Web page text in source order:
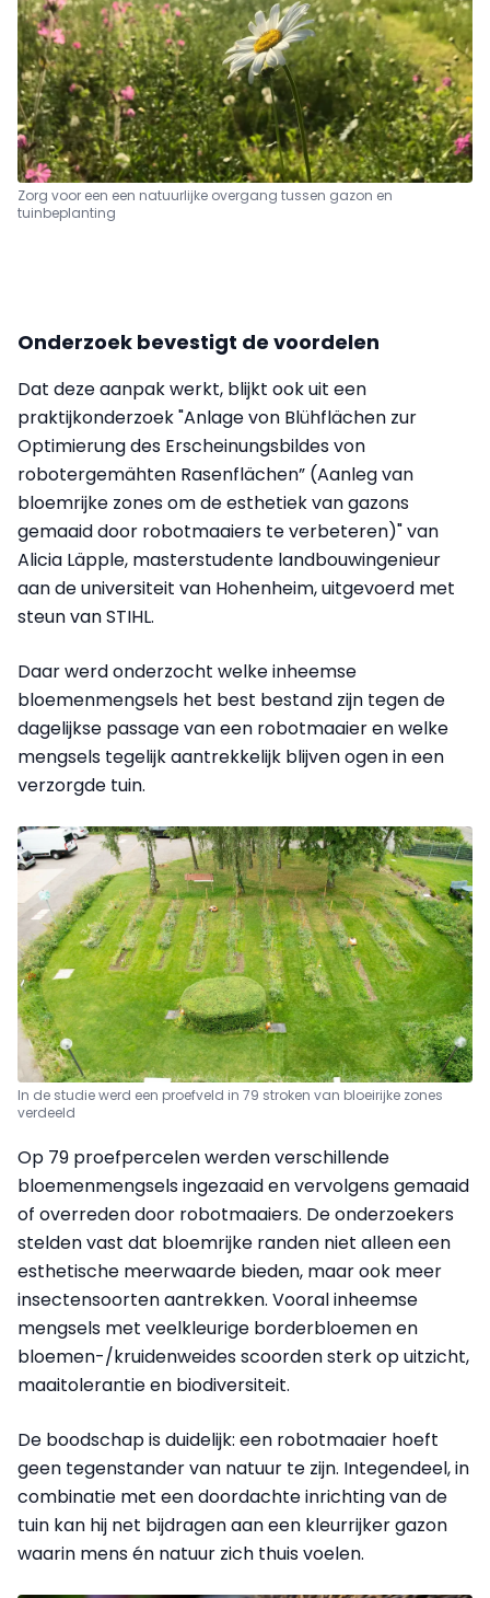
Zorg voor een een natuurlijke overgang tussen gazon en
tuinbeplanting
Onderzoek bevestigt de voordelen
Dat deze aanpak werkt, blijkt ook uit een
praktijkonderzoek "Anlage von Blühflächen zur
Optimierung des Erscheinungsbildes von
robotergemähten Rasenflächen” (Aanleg van
bloemrijke zones om de esthetiek van gazons
gemaaid door robotmaaiers te verbeteren)" van
Alicia Läpple, masterstudente landbouwingenieur
aan de universiteit van Hohenheim, uitgevoerd met
steun van STIHL.
Daar werd onderzocht welke inheemse
bloemenmengsels het best bestand zijn tegen de
dagelijkse passage van een robotmaaier en welke
mengsels tegelijk aantrekkelijk blijven ogen in een
verzorgde tuin.
In de studie werd een proefveld in 79 stroken van bloeirijke zones
verdeeld
Op 79 proefpercelen werden verschillende
bloemenmengsels ingezaaid en vervolgens gemaaid
of overreden door robotmaaiers. De onderzoekers
stelden vast dat bloemrijke randen niet alleen een
esthetische meerwaarde bieden, maar ook meer
insectensoorten aantrekken. Vooral inheemse
mengsels met veelkleurige borderbloemen en
bloemen-/kruidenweides scoorden sterk op uitzicht,
maaitolerantie en biodiversiteit.
De boodschap is duidelijk: een robotmaaier hoeft
geen tegenstander van natuur te zijn. Integendeel, in
combinatie met een doordachte inrichting van de
tuin kan hij net bijdragen aan een kleurrijker gazon
waarin mens én natuur zich thuis voelen.